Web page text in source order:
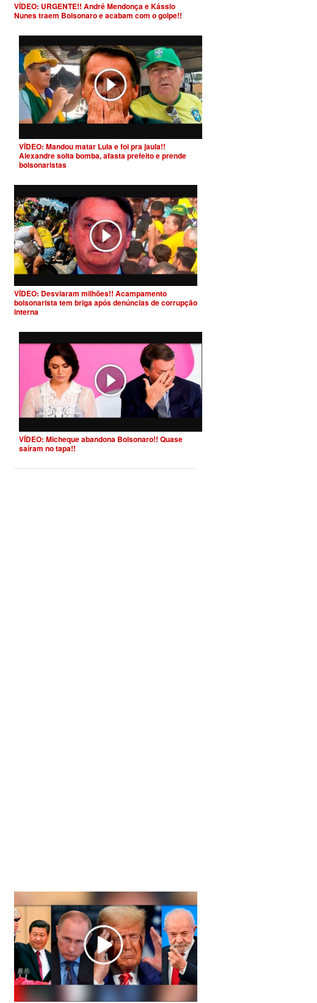
VÍDEO: URGENTE!! André Mendonça e Kássio
Nunes traem Bolsonaro e acabam com o golpe!!
VÍDEO: Mandou matar Lula e foi pra jaula!!
Alexandre solta bomba, afasta prefeito e prende
bolsonaristas
VÍDEO: Desviaram milhões!! Acampamento
bolsonarista tem briga após denúncias de corrupção
interna
VÍDEO: Micheque abandona Bolsonaro!! Quase
saíram no tapa!!